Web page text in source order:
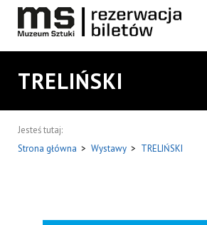
TRELIŃSKI
Jesteś tutaj:
Strona główna > Wystawy > TRELIŃSKI